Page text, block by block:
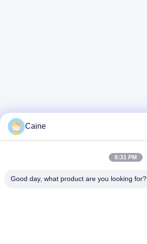
Caine
6:31 PM
Good day, what product are you looking for?